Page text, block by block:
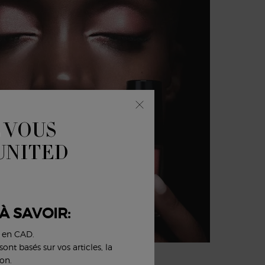
ADOPTÉ PAR TOUS.
SAVOIR:
CAD.
basés sur vos articles, la